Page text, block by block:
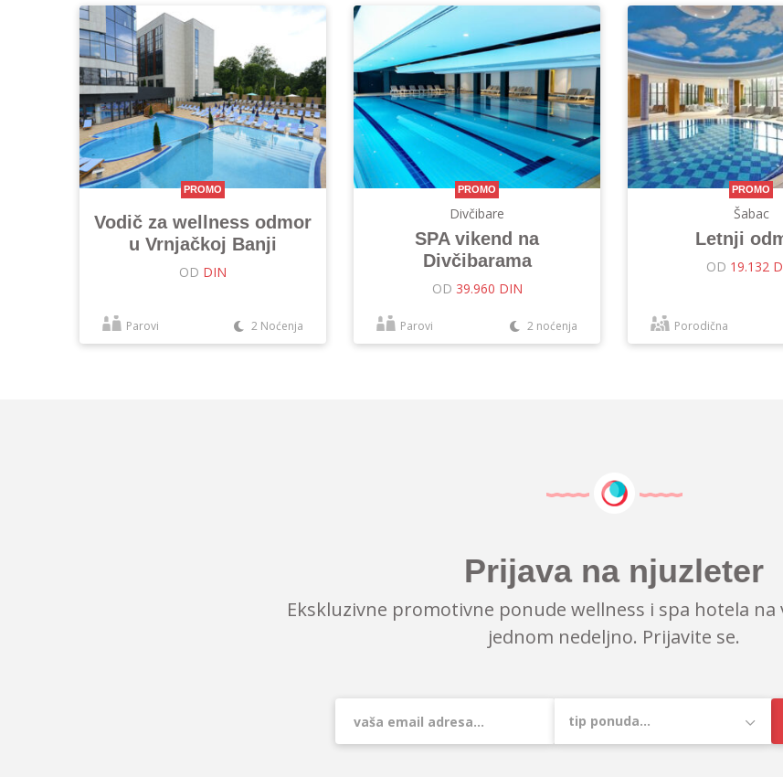
PROMO
Vodič za wellness odmor
u Vrnjačkoj Banji
OD DIN
Parovi 2 Noćenja
PROMO
Divčibare
SPA vikend na
Divčibarama
OD 39.960 DIN
Parovi 2 noćenja
PROMO
Šabac
Letnji
OD 19.132
Porodična
Prijava na njuzleter
Ekskluzivne promotivne ponude wellness i spa hotela na
jednom nedeljno. Prijavite se.